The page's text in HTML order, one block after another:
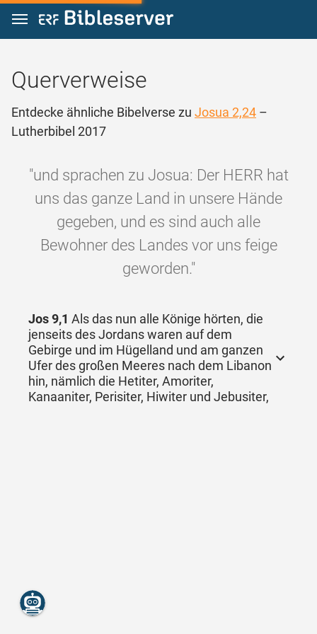
Zum Inhalt springen
Querverweise
Entdecke ähnliche Bibelverse zu Josua 2,24 –
Lutherbibel 2017
"und sprachen zu Josua: Der HERR hat
uns das ganze Land in unsere Hände
gegeben, und es sind auch alle
Bewohner des Landes vor uns feige
geworden."
Jos 9,1 Als das nun alle Könige hörten, die
jenseits des Jordans waren auf dem
Gebirge und im Hügelland und am ganzen
Ufer des großen Meeres nach dem Libanon
hin, nämlich die Hetiter, Amoriter,
Kanaaniter, Perisiter, Hiwiter und Jebusiter,